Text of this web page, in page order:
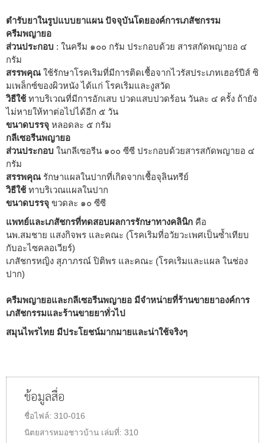
ตำรับยาในรูปแบบยาแผน ปัจจุบันโดยองค์การเภสัชกรรม
ครีมพญายอ
ส่วนประกอบ : ในครีม ๑๐๐ กรัม ประกอบด้วย สารสกัดพญายอ ๔
กรัม
สรรพคุณ ใช้รักษาโรคเริมที่มีการติดเชื้อจากไวรัสประเภทเฮอร์ปีส์ ซิ
มเพล็กซ์ของผิวหนัง ได้แก่ โรคเริมและงูสวัด
วิธีใช้ทาบริเวณที่มีการอักเสบ ปวดแสบปวดร้อน วันละ ๔ ครั้ง ถ้ายัง
ไม่หายให้ทาต่อไปได้อีก ๕ วัน
ขนาดบรรจุ หลอดละ ๕ กรัม
กลีเซอรีนพญายอ
ส่วนประกอบ ในกลีเซอรีน ๑๐๐ ซีซี ประกอบด้วยสารสกัดพญายอ ๔
กรัม
สรรพคุณ รักษาแผลในปากที่เกิดจากเชื้อจุลินทรีย์
วิธีใช้ทาบริเวณแผลในปาก
ขนาดบรรจุ ขวดละ ๑๐ ซีซี
แพทย์และเภสัชกรที่ทดสอบผลการรักษาทางคลินิก คือ
นพ.สมชาย แสงกิจพร และคณะ (โรคเริมที่อวัยวะเพศเป็นซ้ำเทียบ
กับอะไซคลอเวียร์)
เภสัชกรหญิง สุภาภรณ์ ปิติพร และคณะ (โรคเริมและแผล ในช่อง
ปาก)
ครีมพญายอและกลีเซอรีนพญายอ มีจำหน่ายที่ร้านขายยาองค์การ
เภสัชกรรมและร้านขายยาทั่วไป
สมุนไพรไทย มีประโยชน์มากมายและน่าใช้จริงๆ
ข้อมูลสื่อ
ชื่อไฟล์: 310-016
นิตยสารหมอชาวบ้าน เล่มที่: 310